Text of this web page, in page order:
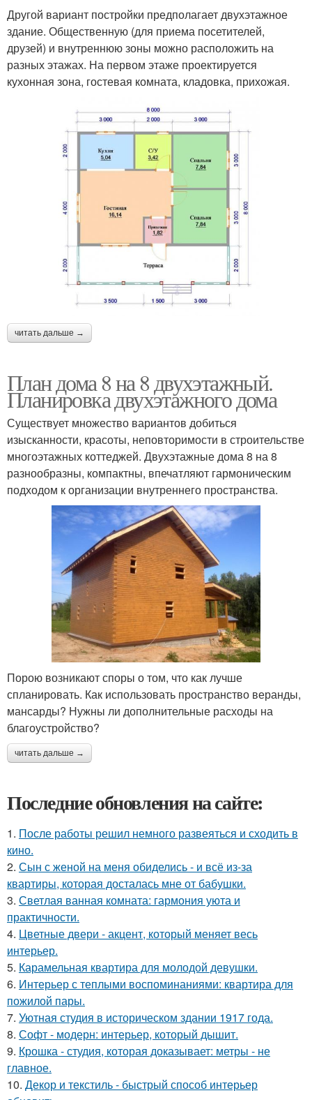
Другой вариант постройки предполагает двухэтажное
здание. Общественную (для приема посетителей,
друзей) и внутреннюю зоны можно расположить на
разных этажах. На первом этаже проектируется
кухонная зона, гостевая комната, кладовка, прихожая.
читать дальше →
План дома 8 на 8 двухэтажный.
Планировка двухэтажного дома
Существует множество вариантов добиться
изысканности, красоты, неповторимости в строительстве
многоэтажных коттеджей. Двухэтажные дома 8 на 8
разнообразны, компактны, впечатляют гармоническим
подходом к организации внутреннего пространства.
Порою возникают споры о том, что как лучше
спланировать. Как использовать пространство веранды,
мансарды? Нужны ли дополнительные расходы на
благоустройство?
читать дальше →
Последние обновления на сайте:
1. После работы решил немного развеяться и сходить в
кино.
2. Сын с женой на меня обиделись - и всё из-за
квартиры, которая досталась мне от бабушки.
3. Светлая ванная комната: гармония уюта и
практичности.
4. Цветные двери - акцент, который меняет весь
интерьер.
5. Карамельная квартира для молодой девушки.
6. Интерьер с теплыми воспоминаниями: квартира для
пожилой пары.
7. Уютная студия в историческом здании 1917 года.
8. Софт - модерн: интерьер, который дышит.
9. Крошка - студия, которая доказывает: метры - не
главное.
10. Декор и текстиль - быстрый способ интерьер